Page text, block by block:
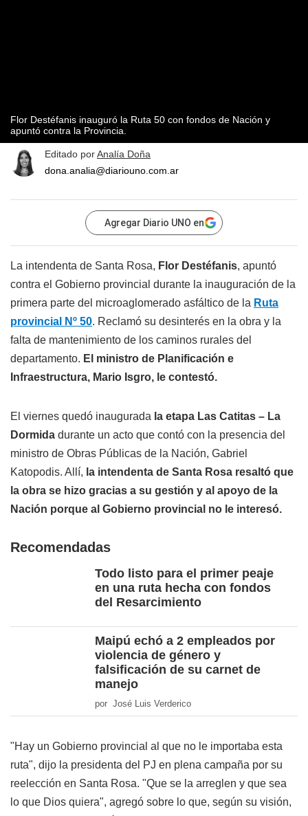
Flor Destéfanis inauguró la Ruta 50 con fondos de Nación y
apuntó contra la Provincia.
Editado porAnalía Doña
dona.analia@diariouno.com.ar
Agregar Diario UNO en
La intendenta de Santa Rosa, Flor Destéfanis, apuntó
contra el Gobierno provincial durante la inauguración de la
primera parte del microaglomerado asfáltico de la Ruta
provincial Nº 50. Reclamó su desinterés en la obra y la
falta de mantenimiento de los caminos rurales del
departamento. El ministro de Planificación e
Infraestructura, Mario Isgro, le contestó.
El viernes quedó inaugurada la etapa Las Catitas – La
Dormida durante un acto que contó con la presencia del
ministro de Obras Públicas de la Nación, Gabriel
Katopodis. Allí, la intendenta de Santa Rosa resaltó que
la obra se hizo gracias a su gestión y al apoyo de la
Nación porque al Gobierno provincial no le interesó.
Recomendadas
Todo listo para el primer peaje
en una ruta hecha con fondos
del Resarcimiento
Maipú echó a 2 empleados por
violencia de género y
falsificación de su carnet de
manejo
por José Luis Verderico
"Hay un Gobierno provincial al que no le importaba esta
ruta", dijo la presidenta del PJ en plena campaña por su
reelección en Santa Rosa. "Que se la arreglen y que sea
lo que Dios quiera", agregó sobre lo que, según su visión,